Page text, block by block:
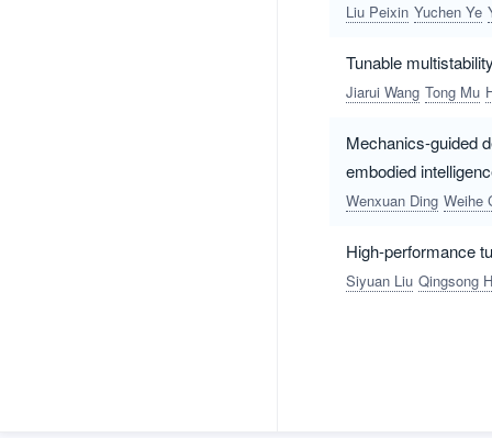
Liu Peixin Yuchen Ye
Tunable
Jiarui Wang Tong Mu
Mechanics-guided
embodied
Wenxuan Ding Weihe
High-performance
Siyuan Liu Qingsong